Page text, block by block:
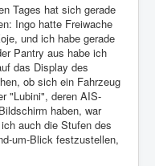
Tages hat sich gerade
Ingo hatte Freiwache
und ich habe gerade
Pantry aus habe ich
das Display des
ob sich ein Fahrzeug
"Lubini", deren AIS-
haben, war
auch die Stufen des
um-Blick festzustellen,